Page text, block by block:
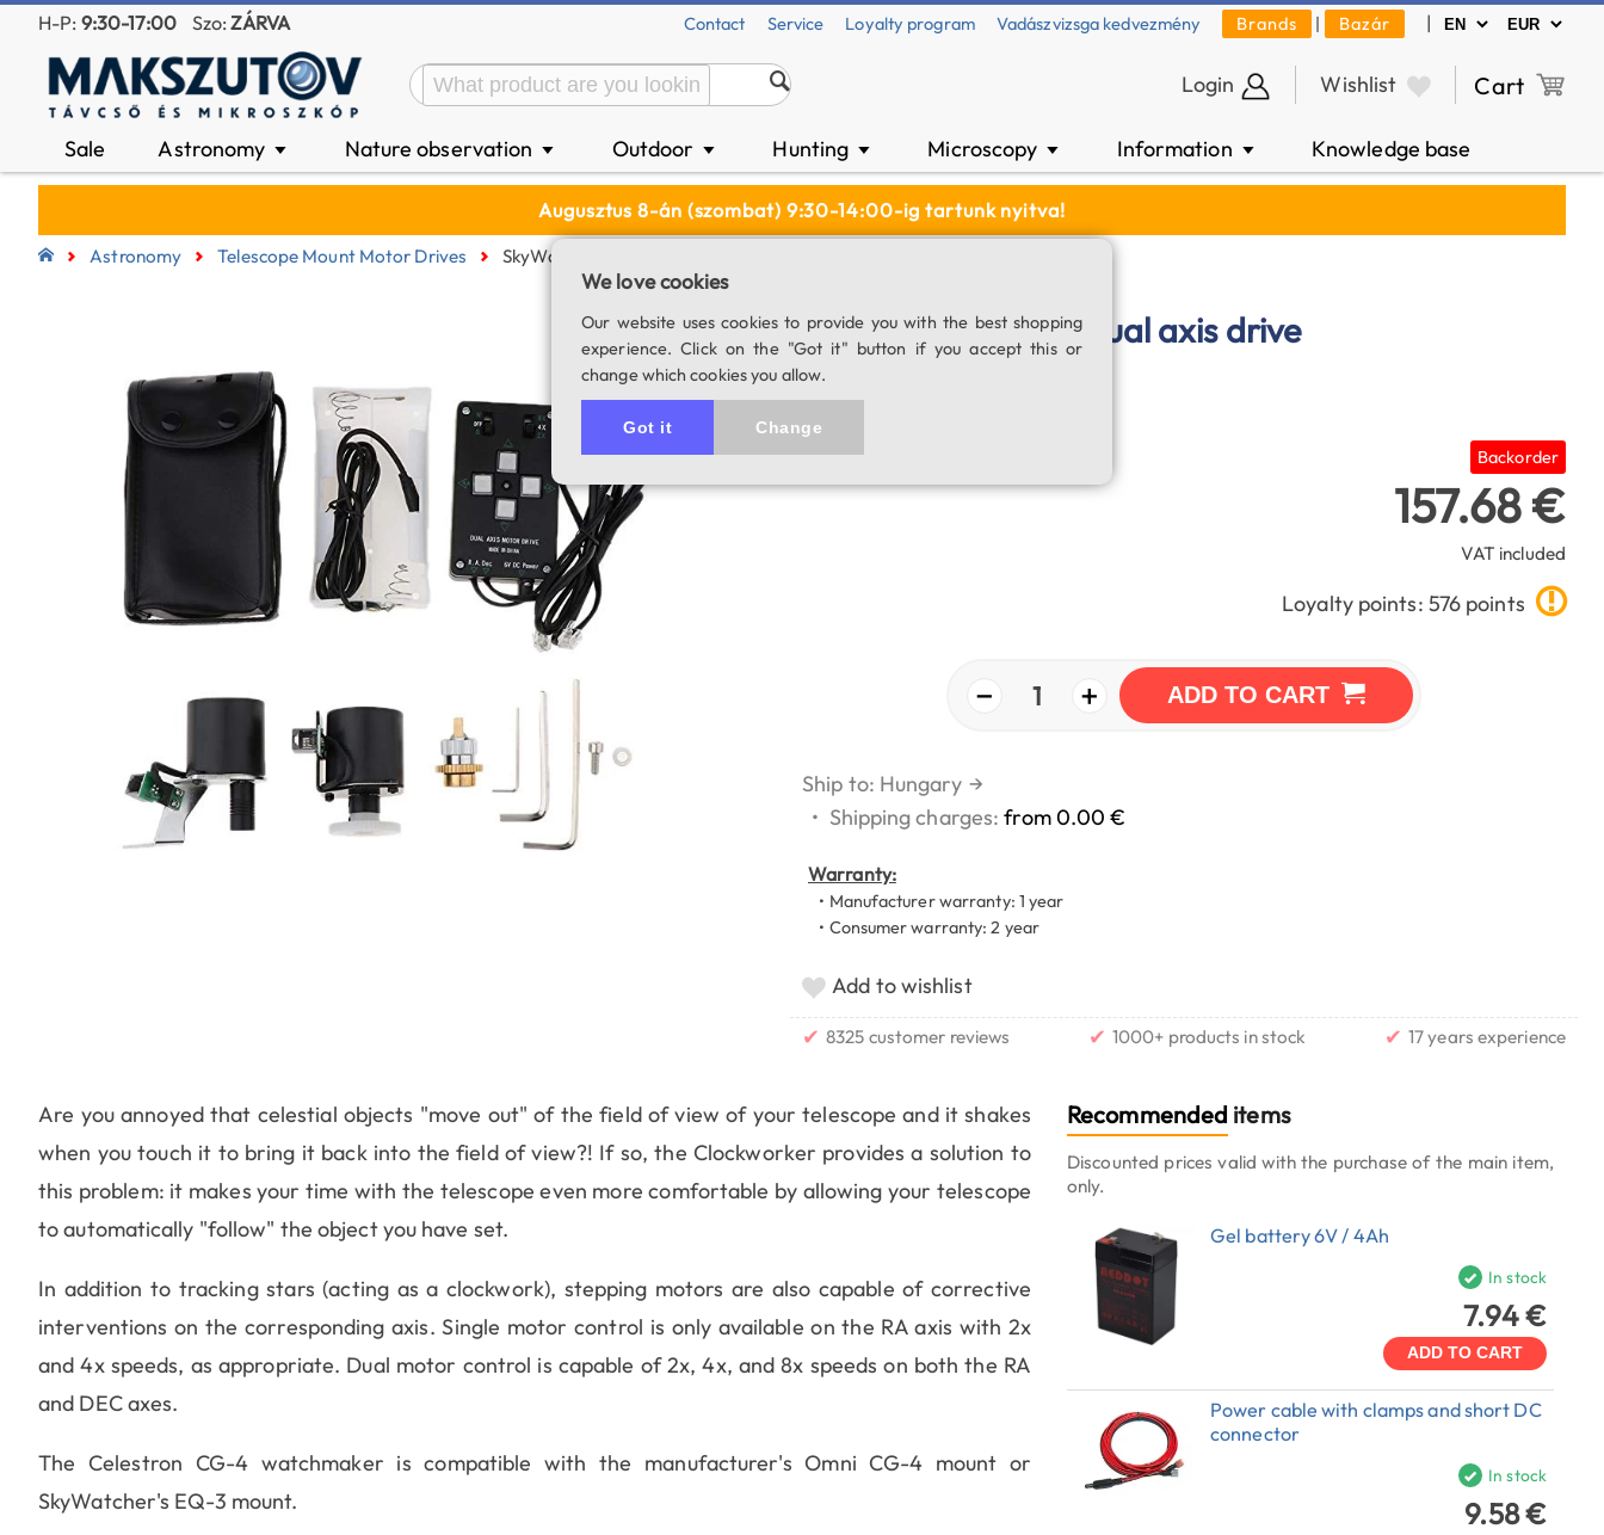
H-P: 9:30-17:00 Szo:ZÁRVA Contact Service Loyalty program Vadászvizsga kedvezmény Brands | Bazár |
Login Wishlist Cart
Sale Astronomy ▼ Nature observation ▼ Outdoor ▼ Hunting ▼ Microscopy ▼ Information ▼ Knowledge base
Augusztus 8-án (szombat) 9:30-14:00-ig tartunk nyitva!
Astronomy Telescope Mount Motor Drives SkyWatcher EQ-3 Dual Axis Drive
SkyWatcher EQ-3 dual axis drive
SKU: 01007
Backorder
157.68 €
VAT included
Loyalty points: 576 points
− 1 + ADD TO CART
Ship to: Hungary →
• Shipping charges:from 0.00 €
Warranty:
• Manufacturer warranty: 1 year
• Consumer warranty: 2 year
Add to wishlist
✔ 8325 customer reviews ✔ 1000+ products in stock ✔ 17 years experience
Are you annoyed that celestial objects "move out" of the field of view of your telescope and it shakes
when you touch it to bring it back into the field of view?! If so, the Clockworker provides a solution to
this problem: it makes your time with the telescope even more comfortable by allowing your telescope
to automatically "follow" the object you have set.
In addition to tracking stars (acting as a clockwork), stepping motors are also capable of corrective
interventions on the corresponding axis. Single motor control is only available on the RA axis with 2x
and 4x speeds, as appropriate. Dual motor control is capable of 2x, 4x, and 8x speeds on both the RA
and DEC axes.
The Celestron CG-4 watchmaker is compatible with the manufacturer's Omni CG-4 mount or
SkyWatcher's EQ-3 mount.
Recommended items
Discounted prices valid with the purchase of the main item,
only.
Gel battery 6V / 4Ah
In stock
7.94 €
ADD TO CART
Power cable with clamps and short DC
connector
In stock
9.58 €
We love cookies
Our website uses cookies to provide you with the best shopping
experience. Click on the "Got it" button if you accept this or
change which cookies you allow.
Got it Change